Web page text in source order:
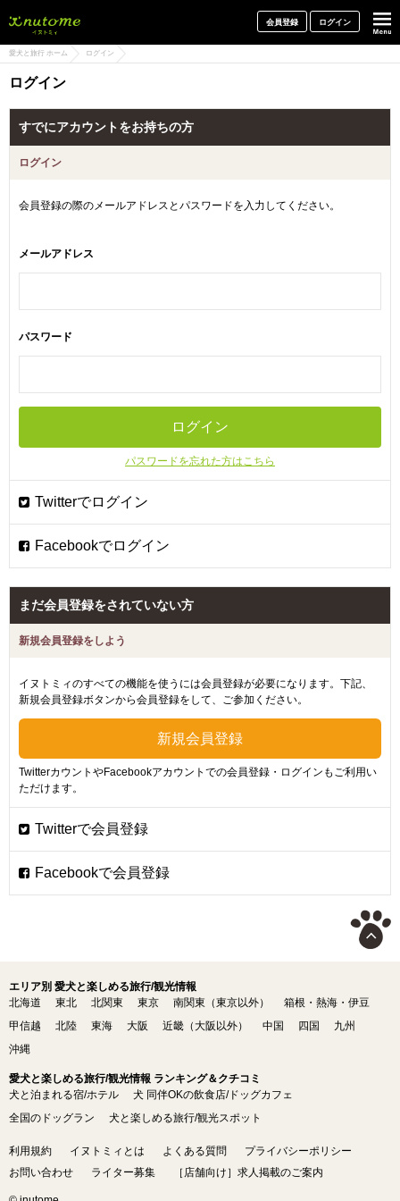
会員登録 ログイン
愛犬と旅行 ホーム ログイン
ログイン
すでにアカウントをお持ちの方
ログイン
会員登録の際のメールアドレスとパスワードを入力してください。
メールアドレス
パスワード
パスワードを忘れた方はこちら
まだ会員登録をされていない方
新規会員登録をしよう
イヌトミィのすべての機能を使うには会員登録が必要になります。下記、
新規会員登録ボタンから会員登録をして、ご参加ください。
TwitterカウントやFacebookアカウントでの会員登録・ログインもご利用い
ただけます。
エリア別 愛犬と楽しめる旅行/観光情報
北海道
東北 北関東 東京 南関東（東京以外）
箱根・熱海・伊豆
甲信越
北陸 東海 大阪 近畿（大阪以外） 中国 四国
九州
沖縄
愛犬と楽しめる旅行/観光情報 ランキング＆クチコミ
犬と泊まれる宿/ホテル
犬 同伴OKの飲食店/ドッグカフェ
全国のドッグラン
犬と楽しめる旅行/観光スポット
利用規約 イヌトミィとは よくある質問
プライバシーポリシー
お問い合わせ
ライター募集 ［店舗向け］求人掲載のご案内